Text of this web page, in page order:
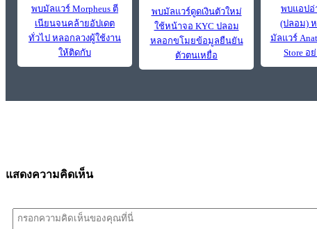
พบมัลแวร์ Morpheus ตี
เนียนจนคล้ายอัปเดต
ทั่วไป หลอกลวงผู้ใช้งาน
ให้ติดกับ
พบมัลแวร์ดูดเงินตัวใหม่
ใช้หน้าจอ KYC ปลอม
หลอกขโมยข้อมูลยืนยัน
ตัวตนเหยื่อ
พบแอปอ่
(ปลอม)
มัลแวร์
Store อ
แสดงความคิดเห็น